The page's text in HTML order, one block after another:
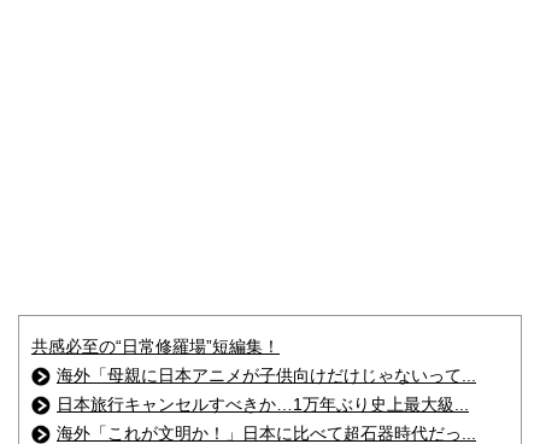
共感必至の“日常修羅場”短編集！
海外「母親に日本アニメが子供向けだけじゃないって...
日本旅行キャンセルすべきか…1万年ぶり史上最大級...
海外「これが文明か！」日本に比べて超石器時代だっ...